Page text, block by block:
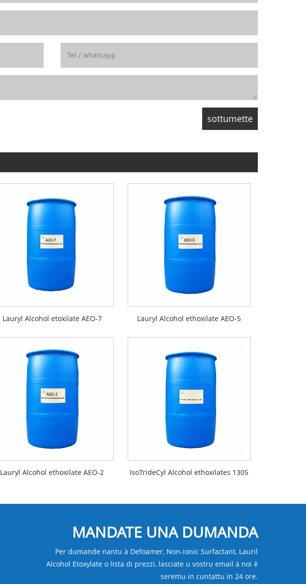
Lauryl Alcohol etoxilate AEO-7 Lauryl Alcohol ethoxilate AEO-5
Lauryl Alcohol ethoxilate AEO-2 IsoTrideCyl Alcohol ethoxilates 1305
MANDATE UNA DUMANDA
Per dumande nantu à Defoamer, Non-ionic Surfactant, Lauril
Alcohol Etoxylate o lista di prezzi, lasciate u vostru email à noi è
seremu in cuntattu in 24 ore.